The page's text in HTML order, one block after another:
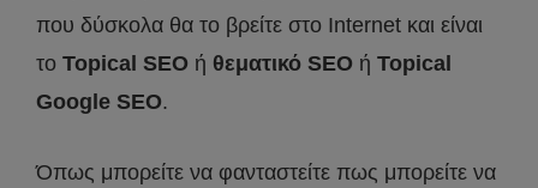
που δύσκολα θα το βρείτε στο Internet και είναι
το Topical SEO ή θεματικό SEO ή Topical
Google SEO.
Όπως μπορείτε να φανταστείτε πως μπορείτε να